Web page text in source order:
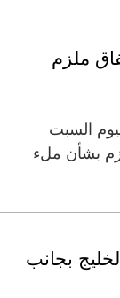
ملزم
السبت
بشأن ملء
بجانب